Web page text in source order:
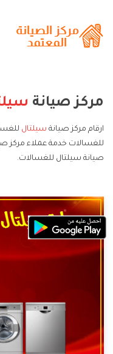
مركز صيانة
ارقام مركز صيانة سيلتال
للغسالات خدمة عملاء مركز
صيانة سيلتال للغسالات.